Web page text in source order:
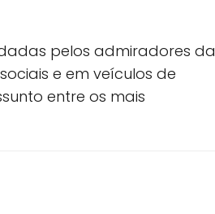
pelos admiradores da
e em veículos de
entre os mais